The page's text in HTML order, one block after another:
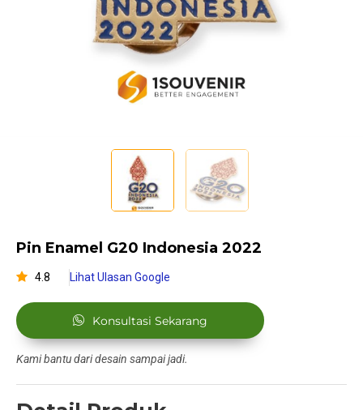
Pin Enamel G20 Indonesia 2022
4.8 Lihat Ulasan Google
Konsultasi Sekarang
Kami bantu dari desain sampai jadi.